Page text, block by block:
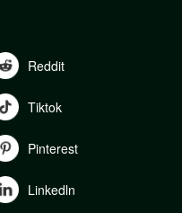
Reddit
Tiktok
Pinterest
Linkedln